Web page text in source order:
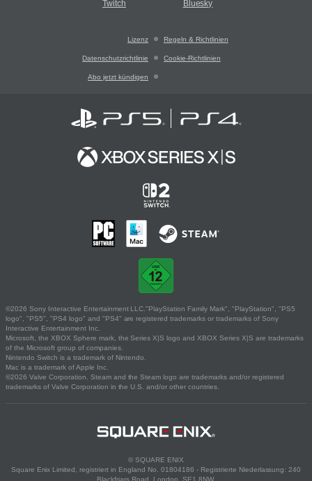
Twitch Bluesky
Lizenz Regeln & Richtlinien
Datenschutzrichtlinie Cookie-Richtlinien
Abo jetzt kündigen
©2026 Sony Interactive Entertainment LLC."PlayStation Family Mark", "PlayStation", "PS5
logo", "PS5", "PS4 logo" and "PS4" are registered trademarks or trademarks of Sony
Interactive Entertainment Inc.
Microsoft, the XBOX Sphere mark, the Series X|S logo and XBOX Series X|S are trademarks
of the Microsoft group of companies.
Nintendo Switch is a trademark of Nintendo.
Mac is a trademark of Apple Inc.
©2026 Valve Corporation. Steam and the Steam logo are trademarks and/or registered
trademarks of Valve Corporation in the U.S. and/or other countries.
© SQUARE ENIX
Square Enix Limited, registriert in England No. 01804186 - Registrierte Niederlassung: 240
Blackfriars Road, London, SE1 8NW.